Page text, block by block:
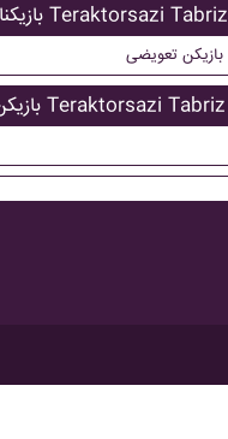
بازیکنان اصلی Teraktorsazi Tabriz
بازیکن تعویضی
بازیکن ذحیره Teraktorsazi Tabriz